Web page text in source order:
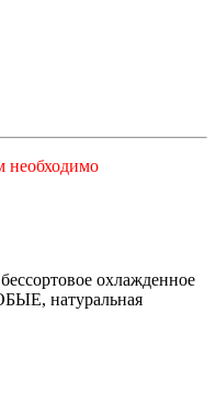
необходимо
охлажденное
натуральная